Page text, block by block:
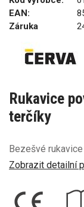
EAN:
Záruka
Rukavice
terčíky
Bezešvé
Zobrazit detailní